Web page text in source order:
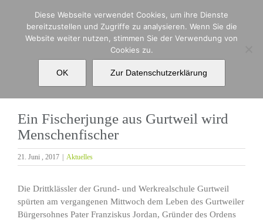
springen
Ein Fischerjunge aus Gurtweil wird
Menschenfischer
Ein Fischerjunge aus Gurtweil wird
Menschenfischer
21. Juni , 2017 Aktuelles
Die Drittklässler der Grund- und Werkrealschule Gurtweil
spürten am vergangenen Mittwoch dem Leben des Gurtweiler
Bürgersohnes Pater Franziskus Jordan, Gründer des Ordens
Diese Webseite verwendet Cookies, um ihre Dienste
bereitzustellen und Zugriffe zu analysieren. Wenn Sie die
Website weiter nutzen, stimmen Sie der Verwendung von
Cookies zu.
OK Zur Datenschutzerklärung